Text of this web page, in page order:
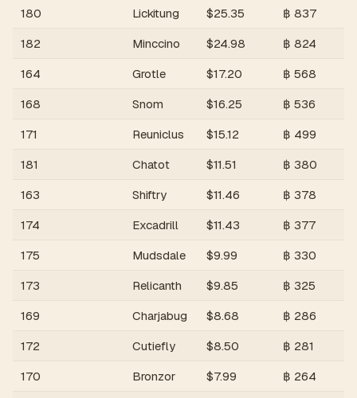
180
Lickitung $25.35 ฿ 837
182
Minccino $24.98 ฿ 824
164
Grotle $17.20 ฿ 568
168
Snom $16.25 ฿ 536
171
Reuniclus $15.12 ฿ 499
181
Chatot $11.51 ฿ 380
163
Shiftry $11.46 ฿ 378
174
Excadrill $11.43 ฿ 377
175
Mudsdale $9.99 ฿ 330
173
Relicanth $9.85 ฿ 325
169
Charjabug $8.68 ฿ 286
172
Cutiefly $8.50 ฿ 281
170
Bronzor $7.99 ฿ 264